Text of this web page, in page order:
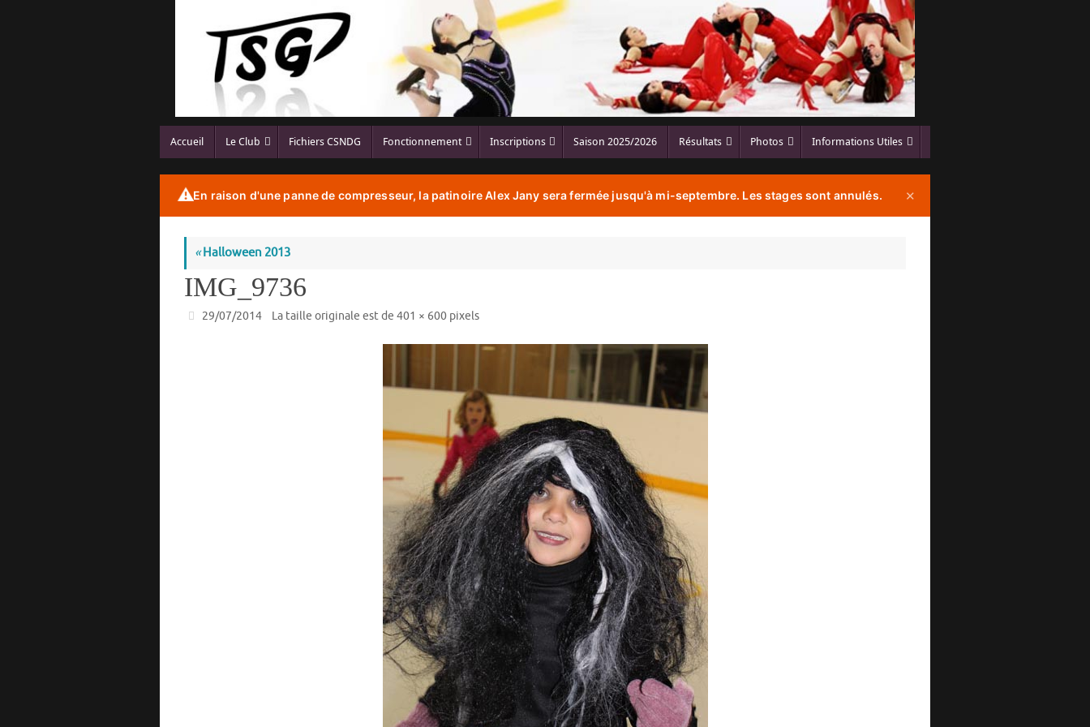
Accueil Le Club Fichiers CSNDG Fonctionnement Inscriptions Saison 2025/2026 Résultats Photos Informations Utiles
⚠️En raison d'une panne de compresseur, la patinoire Alex Jany sera fermée jusqu'à mi-septembre. Les stages sont annulés. ✕
«Halloween 2013
IMG_9736
29/07/2014 La taille originale est de401 × 600 pixels